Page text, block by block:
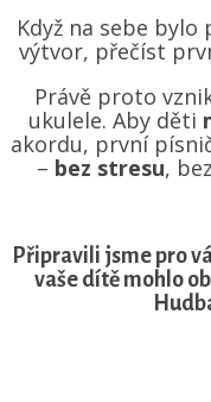
Když na sebe bylo
výtvor, přečíst
Právě proto
ukulele. Aby děti
akordu, první
– bez stresu,
Připravili jsme pro
vaše dítě mohlo